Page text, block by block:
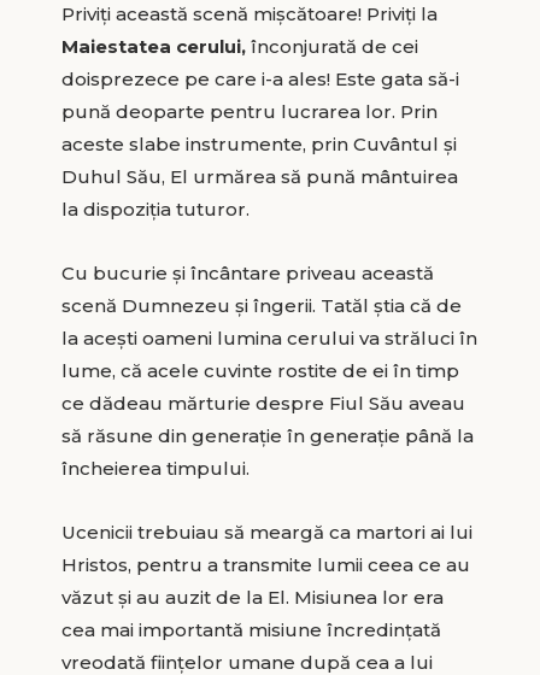
Priviți această scenă mișcătoare! Priviți la
Maiestatea cerului,înconjurată de cei
doisprezece pe care i-a ales! Este gata să-i
pună deoparte pentru lucrarea lor. Prin
aceste slabe instrumente, prin Cuvântul și
Duhul Său, El urmărea să pună mântuirea
la dispoziția tuturor.
Cu bucurie și încântare priveau această
scenă Dumnezeu și îngerii. Tatăl știa că de
la acești oameni lumina cerului va străluci în
lume, că acele cuvinte rostite de ei în timp
ce dădeau mărturie despre Fiul Său aveau
să răsune din generație în generație până la
încheierea timpului.
Ucenicii trebuiau să meargă ca martori ai lui
Hristos, pentru a transmite lumii ceea ce au
văzut și au auzit de la El. Misiunea lor era
cea mai importantă misiune încredințată
vreodată ființelor umane după cea a lui